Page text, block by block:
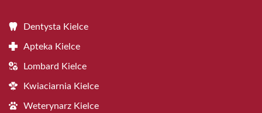
Dentysta Kielce
Apteka Kielce
Lombard Kielce
Kwiaciarnia Kielce
Weterynarz Kielce